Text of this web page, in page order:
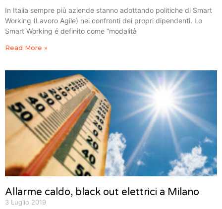
In Italia sempre più aziende stanno adottando politiche di Smart
Working (Lavoro Agile) nei confronti dei propri dipendenti. Lo
Smart Working é definito come “modalità
Read More »
Allarme caldo, black out elettrici a Milano
3 Luglio 2019